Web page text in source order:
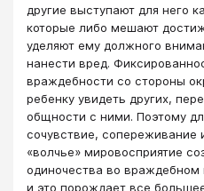
другие выступают для него
которые либо мешают
уделяют ему должного
нанести вред.
враждебности со стороны
ребенку увидеть других,
общности с ними. Поэтому
сочувствие, сопереживание
«волчье» мировосприятие
одиночества во
и это порождает все